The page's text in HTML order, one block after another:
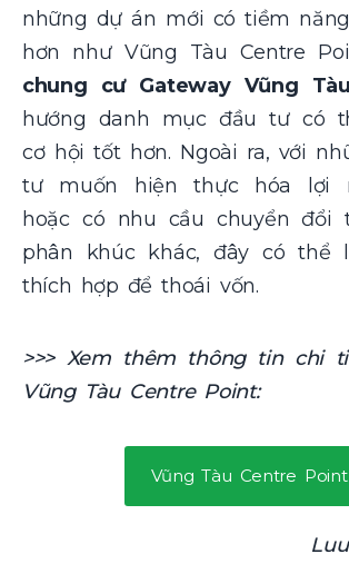
những dự án mới có tiềm
hơn như Vũng Tàu Centre
chung cư Gateway Vũng Tàu
hướng danh mục đầu tư có
cơ hội tốt hơn. Ngoài ra, với
tư muốn hiện thực hóa lợi
hoặc có nhu cầu chuyển đổi
phân khúc khác, đây có thể
thích hợp để thoái vốn.
>>> Xem thêm thông tin chi
Vũng Tàu Centre Point:
Vũng Tàu Centre Point